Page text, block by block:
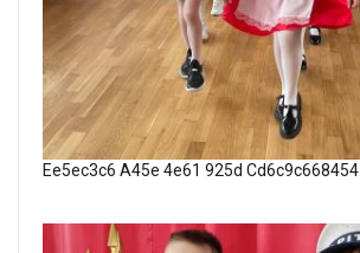
Ee5ec3c6 A45e 4e61 925d Cd6c9c668454